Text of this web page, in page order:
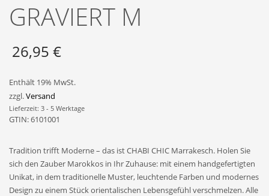
GRAVIERT M
26,95 €
Enthält 19% MwSt.
zzgl.Versand
Lieferzeit: 3 - 5 Werktage
GTIN: 6101001
Tradition trifft Moderne – das ist CHABI CHIC Marrakesch. Holen Sie
sich den Zauber Marokkos in Ihr Zuhause: mit einem handgefertigten
Unikat, in dem traditionelle Muster, leuchtende Farben und modernes
Design zu einem Stück orientalischen Lebensgefühl verschmelzen. Alle